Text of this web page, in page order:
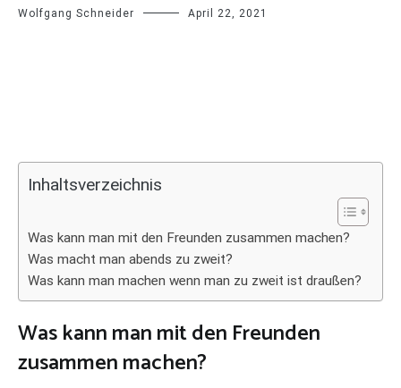
Wolfgang Schneider April 22, 2021
Inhaltsverzeichnis
Was kann man mit den Freunden zusammen machen?
Was macht man abends zu zweit?
Was kann man machen wenn man zu zweit ist draußen?
Was kann man mit den Freunden
zusammen machen?